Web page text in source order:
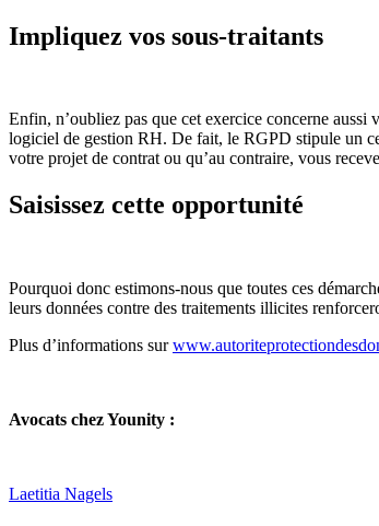
Impliquez vos sous-traitants
Enfin, n’oubliez pas que cet exercice concerne aussi
logiciel de gestion RH. De fait, le RGPD stipule un
votre projet de contrat ou qu’au contraire, vous
Saisissez cette opportunité
Pourquoi donc estimons-nous que toutes ces
leurs données contre des traitements illicites
Plus d’informations sur
Avocats chez Younity :
Laetitia Nagels